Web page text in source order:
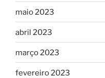
maio 2023
abril 2023
março 2023
fevereiro 2023